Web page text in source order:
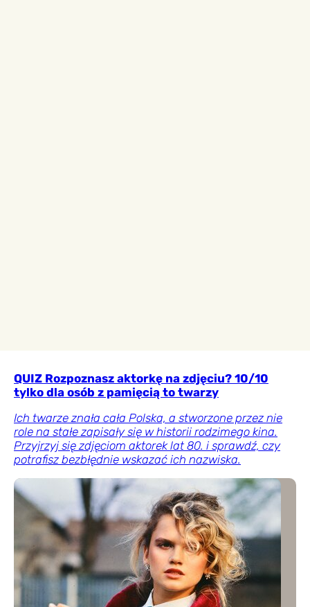
QUIZ Rozpoznasz aktorkę na zdjęciu? 10/10
tylko dla osób z pamięcią to twarzy
Ich twarze znała cała Polska, a stworzone przez nie
role na stałe zapisały się w historii rodzimego kina.
Przyjrzyj się zdjęciom aktorek lat 80. i sprawdź, czy
potrafisz bezbłędnie wskazać ich nazwiska.